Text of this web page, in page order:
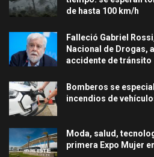
de hasta 100 km/h
Falleció Gabriel
Nacional de Drogas,
accidente de tránsito
Bomberos se
incendios de
Moda, salud,
primera Expo Mujer